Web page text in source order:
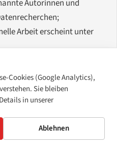
Autorinnen und
Arbeit erscheint unter
Cookies (Google Analytics),
Sie bleiben
in unserer
Ablehnen